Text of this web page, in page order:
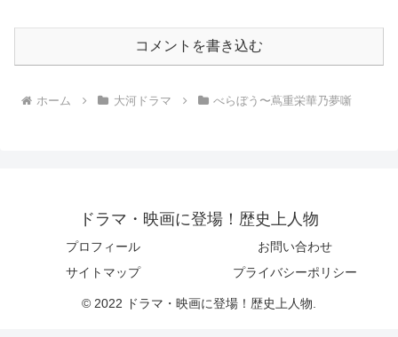
コメントを書き込む
ホーム 大河ドラマ べらぼう〜蔦重栄華乃夢噺
ドラマ・映画に登場！歴史上人物
プロフィール
お問い合わせ
サイトマップ
プライバシーポリシー
© 2022 ドラマ・映画に登場！歴史上人物.